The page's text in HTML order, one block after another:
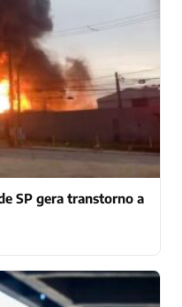
SP gera transtorno a